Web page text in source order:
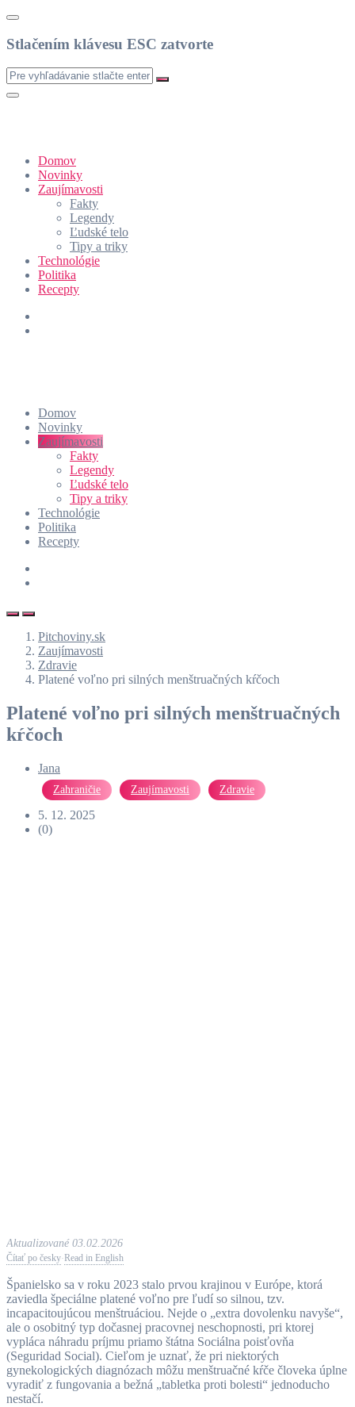
Stlačením klávesu ESC zatvorte
Domov
Novinky
Zaujímavosti
Fakty
Legendy
Ľudské telo
Tipy a triky
Technológie
Politika
Recepty
Domov
Novinky
Zaujímavosti
Fakty
Legendy
Ľudské telo
Tipy a triky
Technológie
Politika
Recepty
Pitchoviny.sk
Zaujímavosti
Zdravie
Platené voľno pri silných menštruačných kŕčoch
Platené voľno pri silných menštruačných
kŕčoch
Jana
Zahraničie Zaujímavosti Zdravie
5. 12. 2025
(0)
Aktualizované 03.02.2026
Čítať po česky·Read in English
Španielsko sa v roku 2023 stalo prvou krajinou v Európe, ktorá
zaviedla špeciálne platené voľno pre ľudí so silnou, tzv.
incapacitoujúcou menštruáciou. Nejde o „extra dovolenku navyše“,
ale o osobitný typ dočasnej pracovnej neschopnosti, pri ktorej
vypláca náhradu príjmu priamo štátna Sociálna poisťovňa
(Seguridad Social). Cieľom je uznať, že pri niektorých
gynekologických diagnózach môžu menštruačné kŕče človeka úplne
vyradiť z fungovania a bežná „tabletka proti bolesti“ jednoducho
nestačí.